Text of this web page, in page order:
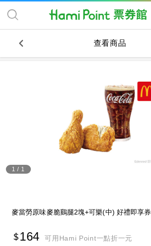
查看商品
1 / 1
麥當勞原味麥脆鷄腿2塊+可樂(中) 好禮即享券
164 可用Hami Point一點折一元